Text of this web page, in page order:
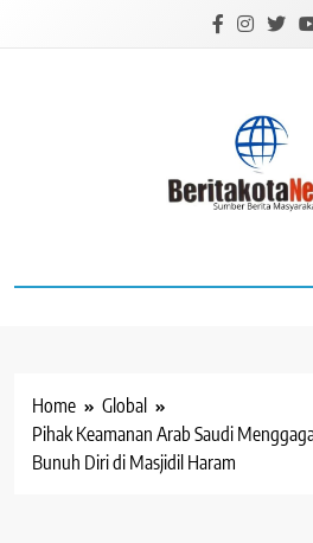
Home
Global
Pihak Keamanan Arab Saudi
Bunuh Diri di Masjidil Haram